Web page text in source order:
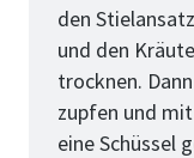
den
und den
trocknen.
zupfen und
eine Schüssel